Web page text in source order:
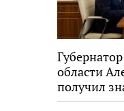
области
получил
строитель